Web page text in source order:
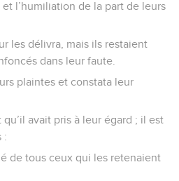
et l’humiliation de la part de leurs
les délivra, mais ils restaient
dans leur faute.
plaintes et constata leur
qu’il avait pris à leur égard ; il est
:
de tous ceux qui les retenaient